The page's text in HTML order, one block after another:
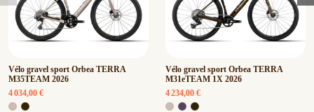
Vélo gravel sport Orbea TERRA
M35TEAM 2026
4 034,00 €
Vélo gravel sport Orbea TERRA
M31eTEAM 1X 2026
4 234,00 €